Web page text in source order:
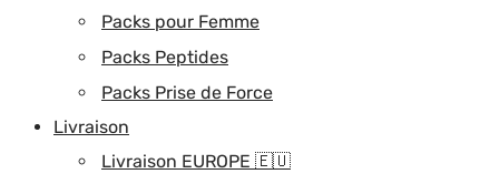
Packs pour Femme
Packs Peptides
Packs Prise de Force
Livraison
Livraison EUROPE 🇪🇺